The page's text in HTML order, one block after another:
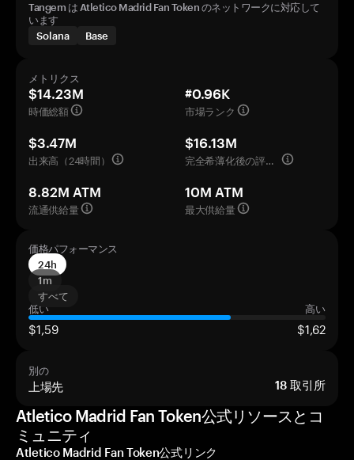
Tangem は Atletico Madrid Fan Token のネットワークに対応して
います
Solana
Base
メトリクス
$14.23M
時価総額
#0.96K
市場ランク
$3.47M
出来高（24時間）
$16.13M
完全希薄化後の評価額
8.82M ATM
流通供給量
10M ATM
最大供給量
価格パフォーマンス
24h
1m
すべて
低い
高い
$1,59 $1,62
別の
上場先 18 取引所
Atletico Madrid Fan Token公式リソースとコ
ミュニティ
Atletico Madrid Fan Token公式リンク